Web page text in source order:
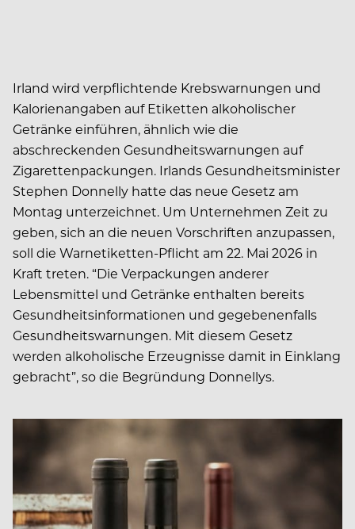
Irland wird verpflichtende Krebswarnungen und
Kalorienangaben auf Etiketten alkoholischer
Getränke einführen, ähnlich wie die
abschreckenden Gesundheitswarnungen auf
Zigarettenpackungen. Irlands Gesundheitsminister
Stephen Donnelly hatte das neue Gesetz am
Montag unterzeichnet. Um Unternehmen Zeit zu
geben, sich an die neuen Vorschriften anzupassen,
soll die Warnetiketten-Pflicht am 22. Mai 2026 in
Kraft treten. “Die Verpackungen anderer
Lebensmittel und Getränke enthalten bereits
Gesundheitsinformationen und gegebenenfalls
Gesundheitswarnungen. Mit diesem Gesetz
werden alkoholische Erzeugnisse damit in Einklang
gebracht”, so die Begründung Donnellys.